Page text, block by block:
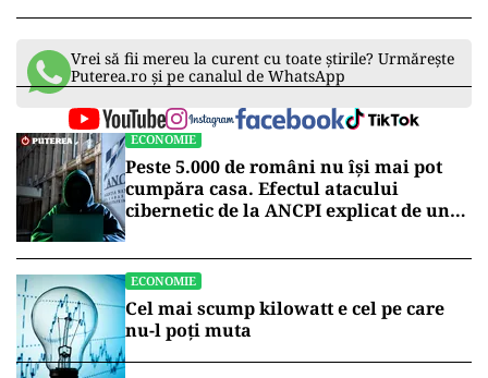
Vrei să fii mereu la curent cu toate știrile? Urmărește
Puterea.ro și pe canalul de WhatsApp
ECONOMIE
Peste 5.000 de români nu își mai pot
cumpăra casa. Efectul atacului
cibernetic de la ANCPI explicat de un
ECONOMIE
Cel mai scump kilowatt e cel pe care
nu-l poți muta